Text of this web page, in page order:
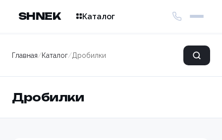
SHNEK Каталог
Главная/Каталог/Дробилки
Дробилки